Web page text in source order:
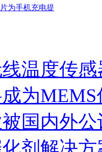
为手机充电提
温度传
为
国内外